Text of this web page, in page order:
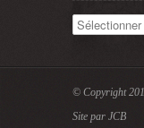
Archives
© Copyright
Site par JCB